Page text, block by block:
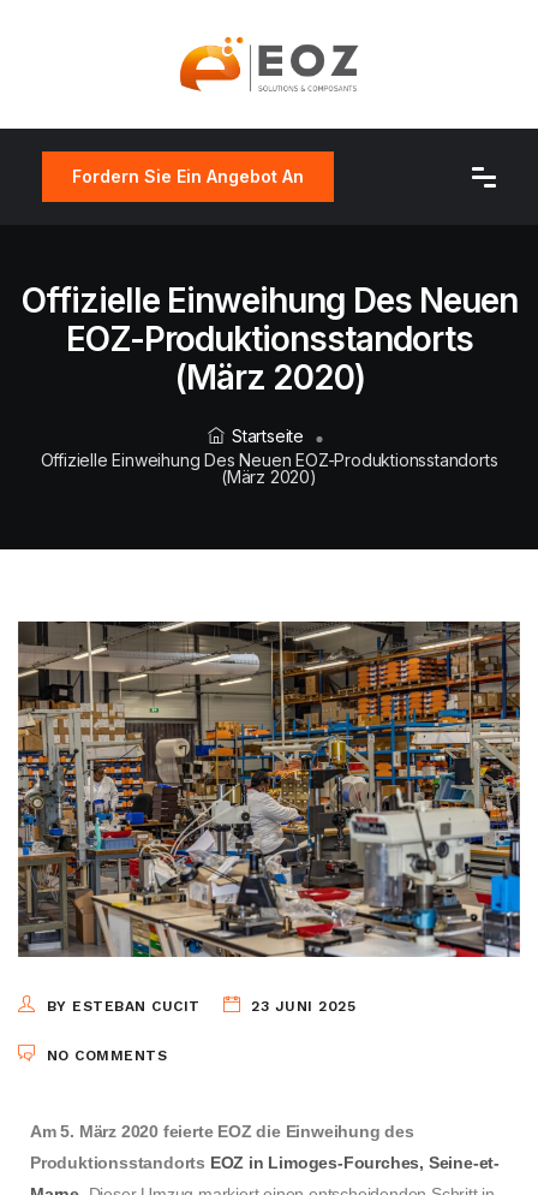
Fordern Sie Ein Angebot An
Offizielle Einweihung Des Neuen
EOZ-Produktionsstandorts
(März 2020)
Startseite
Offizielle Einweihung Des Neuen EOZ-Produktionsstandorts
(März 2020)
BY ESTEBAN CUCIT 23 JUNI 2025
NO COMMENTS
Am 5. März 2020 feierte EOZ die Einweihung des
Produktionsstandorts EOZ in Limoges-Fourches, Seine-et-